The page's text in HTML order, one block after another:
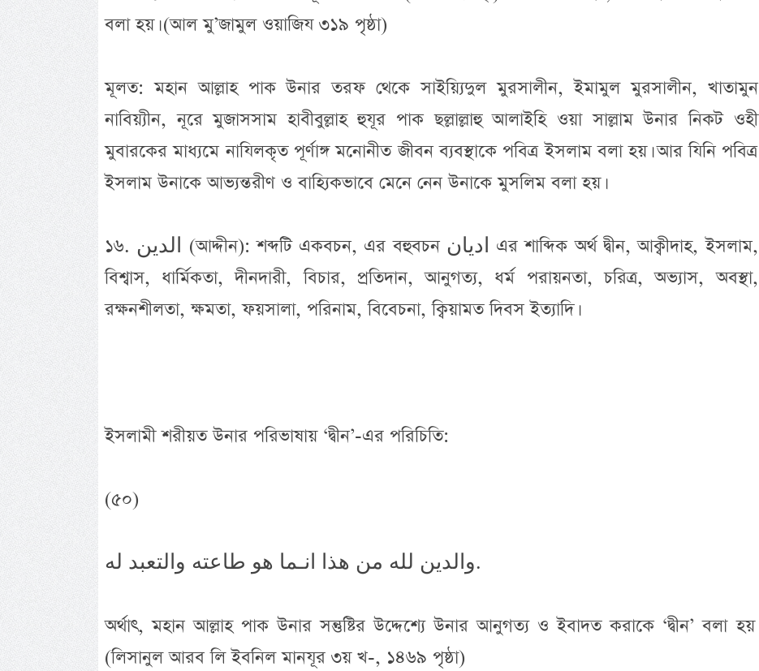
বলা হয়। (আল মু’জামুল ওয়াজিয ৩১৯ পৃষ্ঠা)
মূলত: মহান আল্লাহ পাক উনার তরফ থেকে সাইয়্যিদুল মুরসালীন, ইমামুল মুরসালীন, খাতামুন
নাবিয়্যীন, নূরে মুজাসসাম হাবীবুল্লাহ হুযূর পাক ছল্লাল্লাহু আলাইহি ওয়া সাল্লাম উনার নিকট ওহী
মুবারকের মাধ্যমে নাযিলকৃত পূর্ণাঙ্গ মনোনীত জীবন ব্যবস্থাকে পবিত্র ইসলাম বলা হয়। আর যিনি পবিত্র
ইসলাম উনাকে আভ্যন্তরীণ ও বাহ্যিকভাবে মেনে নেন উনাকে মুসলিম বলা হয়।
১৬. الدين (আদ্দীন): শব্দটি একবচন, এর বহুবচন اديان এর শাব্দিক অর্থ দ্বীন, আক্বীদাহ, ইসলাম,
বিশ্বাস, ধার্মিকতা, দীনদারী, বিচার, প্রতিদান, আনুগত্য, ধর্ম পরায়নতা, চরিত্র, অভ্যাস, অবস্থা,
রক্ষনশীলতা, ক্ষমতা, ফয়সালা, পরিনাম, বিবেচনা, ক্বিয়ামত দিবস ইত্যাদি।
ইসলামী শরীয়ত উনার পরিভাষায় ‘দ্বীন’-এর পরিচিতি:
(৫০)
والدين لله من هذا انـما هو طاعته والتعبد له.
অর্থাৎ, মহান আল্লাহ পাক উনার সন্তুষ্টির উদ্দেশ্যে উনার আনুগত্য ও ইবাদত করাকে ‘দ্বীন’ বলা হয়।
(লিসানুল আরব লি ইবনিল মানযূর ৩য় খ-, ১৪৬৯ পৃষ্ঠা)